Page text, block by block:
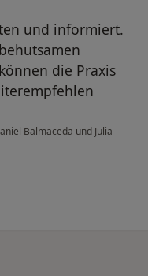
und informiert.
die Praxis
Balmaceda und Julia